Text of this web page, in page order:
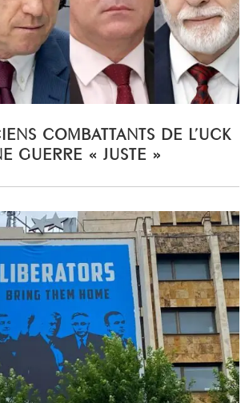
COMBATTANTS DE L’UCK
GUERRE « JUSTE »